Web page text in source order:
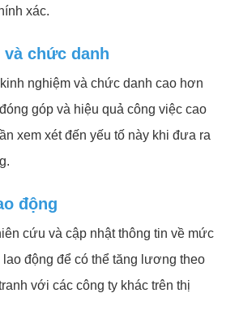
xác.
chức danh
nghiệm và chức danh cao hơn
góp và hiệu quả công việc cao
xem xét đến yếu tố này khi đưa ra
động
cứu và cập nhật thông tin về mức
động để có thể tăng lương theo
với các công ty khác trên thị